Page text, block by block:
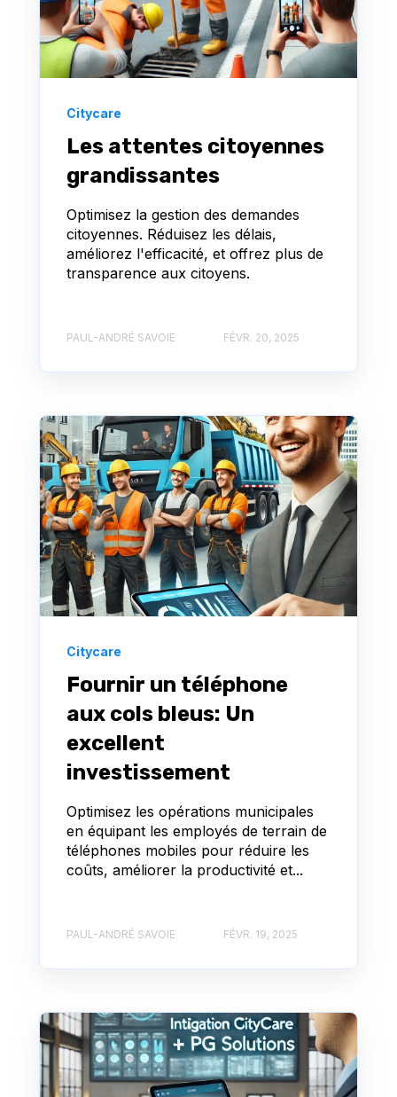
Citycare
Les attentes citoyennes
grandissantes
Optimisez la gestion des demandes
citoyennes. Réduisez les délais,
améliorez l'efficacité, et offrez plus de
transparence aux citoyens.
PAUL-ANDRÉ SAVOIE FÉVR. 20, 2025
Citycare
Fournir un téléphone
aux cols bleus: Un
excellent
investissement
Optimisez les opérations municipales
en équipant les employés de terrain de
téléphones mobiles pour réduire les
coûts, améliorer la productivité et...
PAUL-ANDRÉ SAVOIE FÉVR. 19, 2025